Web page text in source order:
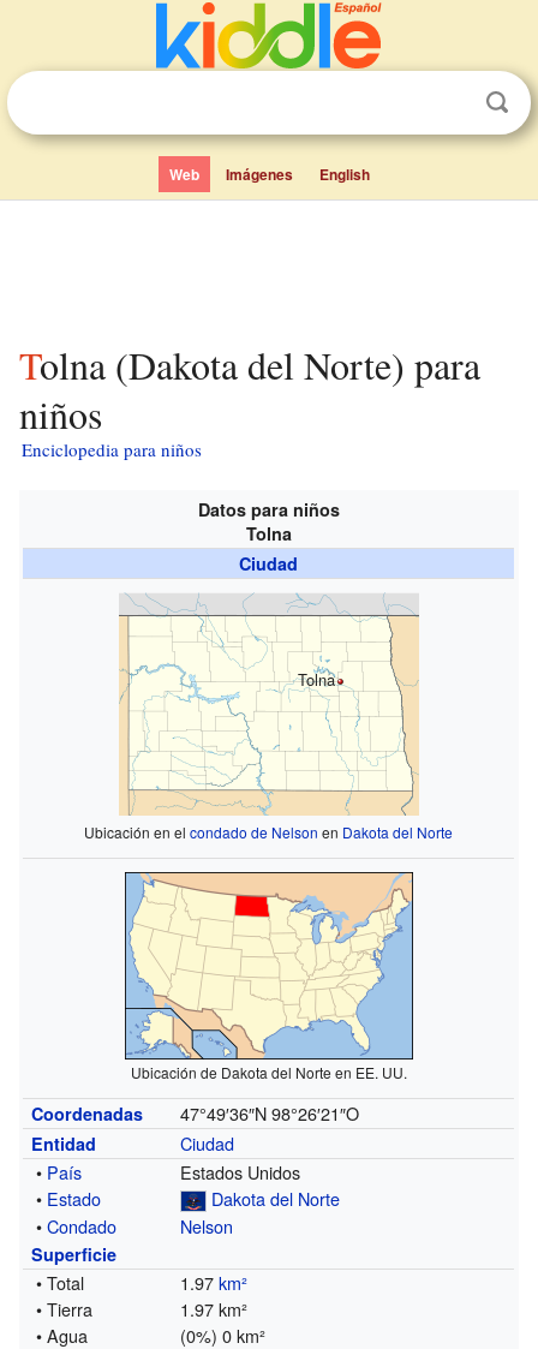
Web Imágenes English
Tolna (Dakota del Norte) para
niños
Enciclopedia para niños
Datos para niños
Tolna
Ciudad
Tolna
Ubicación en elcondado de Nelson en Dakota del Norte
Ubicación de Dakota del Norte en EE. UU.
Coordenadas 47°49′36″N 98°26′21″O
Entidad
Ciudad
• País
Estados Unidos
• Estado
Dakota del Norte
•Condado Nelson
Superficie
• Total 1.97km²
• Tierra
1.97 km²
• Agua
(0%) 0 km²